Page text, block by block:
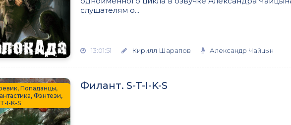
слушателям о...
13:01:51 Кирилл Шарапов Александр Чайцын
Попаданцы,
Фэнтези,
I-K-S
Филант. S-T-I-K-S